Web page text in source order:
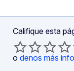
Califique esta
o denos más